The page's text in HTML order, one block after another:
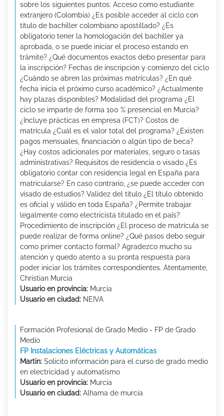
sobre los siguientes puntos: Acceso como estudiante
extranjero (Colombia) ¿Es posible acceder al ciclo con
título de bachiller colombiano apostillado? ¿Es
obligatorio tener la homologación del bachiller ya
aprobada, o se puede iniciar el proceso estando en
trámite? ¿Qué documentos exactos debo presentar para
la inscripción? Fechas de inscripción y comienzo del ciclo
¿Cuándo se abren las próximas matrículas? ¿En qué
fecha inicia el próximo curso académico? ¿Actualmente
hay plazas disponibles? Modalidad del programa ¿El
ciclo se imparte de forma 100 % presencial en Murcia?
¿Incluye prácticas en empresa (FCT)? Costos de
matrícula ¿Cuál es el valor total del programa? ¿Existen
pagos mensuales, financiación o algún tipo de beca?
¿Hay costos adicionales por materiales, seguro o tasas
administrativas? Requisitos de residencia o visado ¿Es
obligatorio contar con residencia legal en España para
matricularse? En caso contrario, ¿se puede acceder con
visado de estudios? Validez del título ¿El título obtenido
es oficial y válido en toda España? ¿Permite trabajar
legalmente como electricista titulado en el país?
Procedimiento de inscripción ¿El proceso de matrícula se
puede realizar de forma online? ¿Qué pasos debo seguir
como primer contacto formal? Agradezco mucho su
atención y quedo atento a su pronta respuesta para
poder iniciar los trámites correspondientes. Atentamente,
Christian Murcia
Usuario en provincia: Murcia
Usuario en ciudad: NEIVA
Formación Profesional de Grado Medio - FP de Grado
Medio
FP Instalaciones Eléctricas y Automáticas
Martin: Solicito información para el curso de grado medio
en electricidad y automatismo
Usuario en provincia: Murcia
Usuario en ciudad: Alhama de murcia